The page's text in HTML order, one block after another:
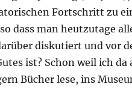
Fortschritt zu
dass man heutzutage
diskutiert und vor
ist? Schon weil ich da
Bücher lese, ins